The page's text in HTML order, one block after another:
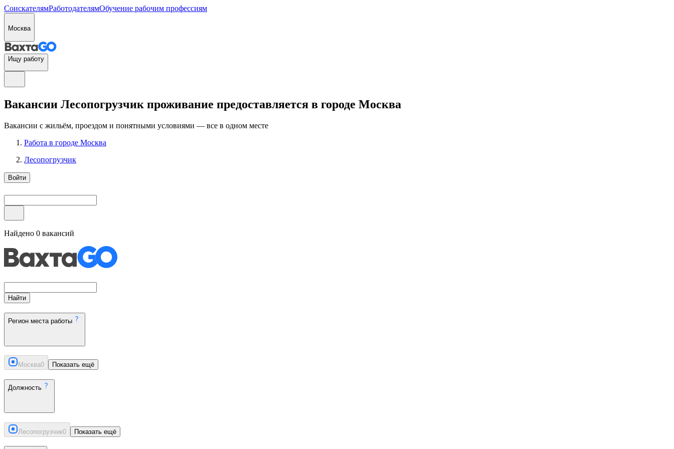
СоискателямРаботодателямОбучение рабочим профессиям
Москва
Ищу работу
Вакансии Лесопогрузчик проживание предоставляется в городе Москва
Вакансии с жильём, проездом и понятными условиями — все в одном месте
Работа в городе Москва
Лесопогрузчик
Войти
Найдено 0 вакансий
Найти
Регион места работы
Москва0 Показать ещё
Должность
Лесопогрузчик0 Показать ещё